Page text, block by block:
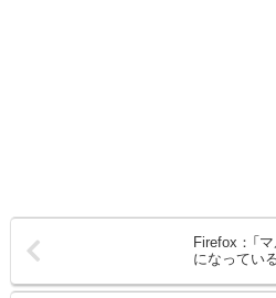
Firefox：「
になってい